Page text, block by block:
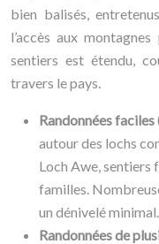
bien balisés,
l’accès aux
sentiers est étendu,
travers le pays.
Randonnées
autour des lochs
Loch Awe, sentiers
familles.
un dénivelé minimal.
Randonnées de